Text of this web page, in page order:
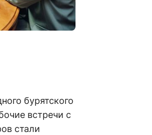
бурятского
встречи с
стали